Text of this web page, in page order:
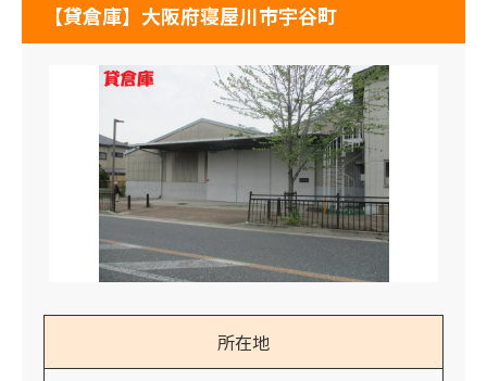
【貸倉庫】大阪府寝屋川市宇谷町
所在地